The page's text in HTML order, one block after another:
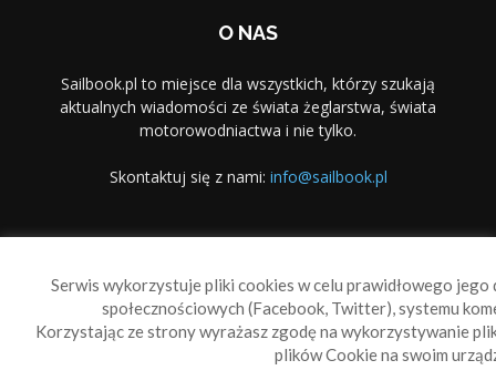
O NAS
Sailbook.pl to miejsce dla wszystkich, którzy szukają
aktualnych wiadomości ze świata żeglarstwa, świata
motorowodniactwa i nie tylko.
Skontaktuj się z nami: info@sailbook.pl
Serwis wykorzystuje pliki cookies w celu prawidłowego
społecznościowych (Facebook, Twitter), systemu
Korzystając ze strony wyrażasz zgodę na wykorzystywanie
plików Cookie na swoim